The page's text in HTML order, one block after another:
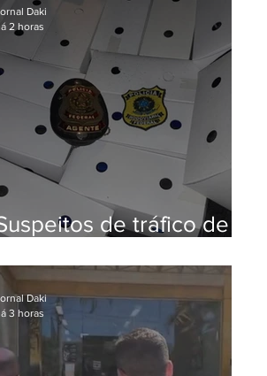
de tráfico de
com 50 aves
Daki
2 horas
Daki
3 horas